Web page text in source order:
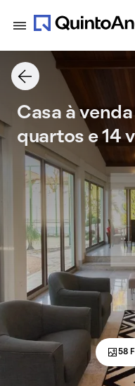
Casa à
quartos e 14
58